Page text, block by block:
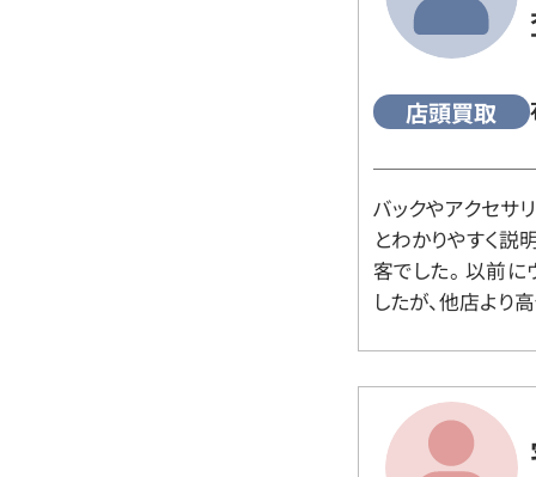
店頭買取
バックやアクセサ
とわかりやすく説
客でした。 以前
したが、他店より